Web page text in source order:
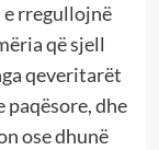
rregullojnë
që sjell
qeveritarët
dhe
ose dhunë